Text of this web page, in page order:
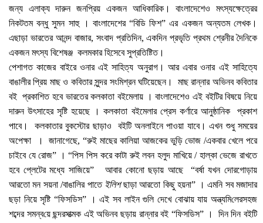
জন্য এলাক্য দারুন জনপ্রিয় একজন আধিকারিক। বাংলাদেশেও মৎস্যক্ষেত্রের
নিকটতম বন্ধু সুমন সাহু । বাংলাদেশের “বিডি ফিশ” এর একজন অন্যতম লেখক।
এছাড়া ভারতের আনন্দ বাজার, সংবাদ প্রতিদিন, একদিন প্রভৃতি প্রথম শ্রেনীর দৈনিকে
একজন মৎস্য বিশেষঞ্জ কলমকার হিসেবে সুপ্রতিষ্টিত।
পেশাগত কাজের বাইরে ওনার এই সাহিত্য অনুরাগ। আর এবার ওনার এই সাহিত্যে
বাঙালীর প্রিয় মাছ ও কবিতার সুন্দর সংমিশ্রন ঘটিয়েছেন। মাছ রান্নার অভিনব কবিতার
বই প্রকাশিত হবে ভারতের কলকাতা বইমেলায় । বাংলাদেশেও এই বইটির বিষয়ে নিয়ে
দারুন উৎসাহের সৃষ্টি হয়েছে । কলকাতা বইমেলার প্রেস কর্ণারে আনুষ্ঠানিক প্রকাশ
পাবে। কলকাতার বুকস্টোর ছাড়াও
বইটি অনলাইনে পাওয়া যাবে। এখন শুধু সময়ের
অপেক্ষা ।জানাগেছে,“রুই মাছের কালিয়া আজকের ভুড়ি ভোজ/একবার খেলে পরে
চাইবে যে রোজ” । “পিস পিস করে কাটারুই লবন হলুদ মাখিয়ে/হাল্কা ভেজে রাখতে
হবে প্লেটের মধ্যে সাজিয়ে” আবার কোনো ছড়ায় আছে “বর্ষা যখন দোরগোড়ায়
আরতো মন সয়না/বাঙালির পাতে ইলিশ ছাড়া আরতো কিছু হয়না” । এমনি সব মজাদার
ছড়া নিয়ে সৃষ্টি “ফিসডিস” । এই সব লাইন গুলি দেখে বোঝায় যায় অন্ত্যমিলেরসহজ
শব্দের সমন্বয়ে ছন্দরসাত্মক এই অভিনব ছড়ায় রান্নার বই “ফিসডিস” । দিন দিন বইটি